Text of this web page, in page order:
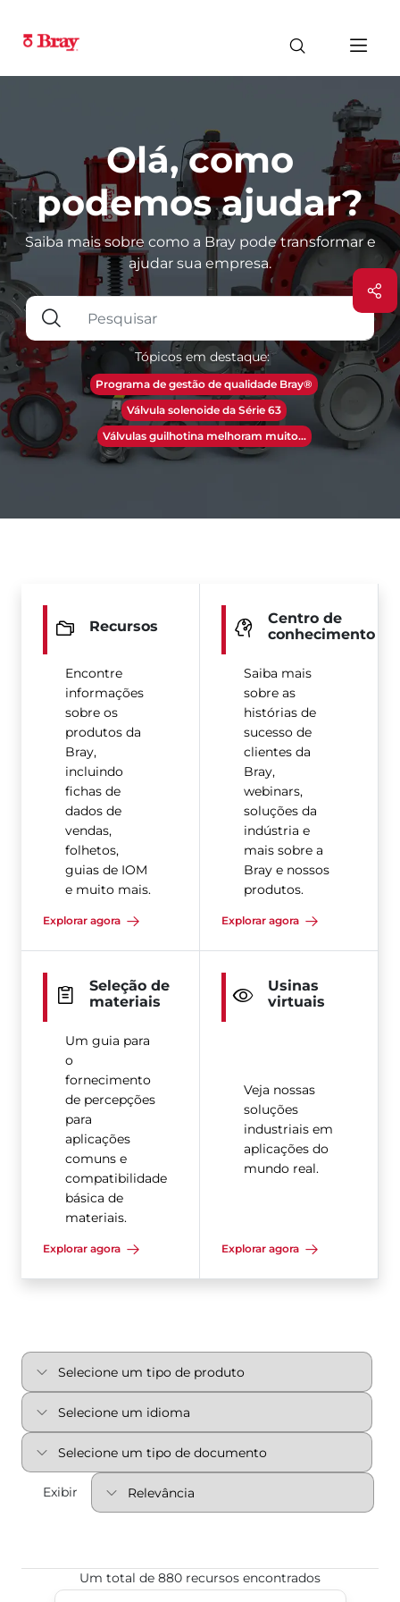
Olá, como
podemos ajudar?
Saiba mais sobre como a Bray pode transformar e
ajudar sua empresa.
Tópicos em destaque:
Programa de gestão de qualidade Bray®
Válvula solenoide da Série 63
Válvulas guilhotina melhoram muito…
Recursos
Encontre
informações
sobre os
produtos da
Bray,
incluindo
fichas de
dados de
vendas,
folhetos,
guias de IOM
e muito mais.
Explorar agora
Centro de
conhecimento
Saiba mais
sobre as
histórias de
sucesso de
clientes da
Bray,
webinars,
soluções da
indústria e
mais sobre a
Bray e nossos
produtos.
Explorar agora
Seleção de
materiais
Um guia para
o
fornecimento
de percepções
para
aplicações
comuns e
compatibilidade
básica de
materiais.
Explorar agora
Usinas
virtuais
Veja nossas
soluções
industriais em
aplicações do
mundo real.
Explorar agora
Exibir
Um total de 880 recursos encontrados